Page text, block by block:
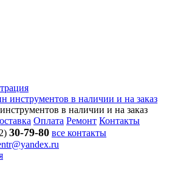
в наличии и на заказ
Оплата Ремонт Контакты
30-79-80 все контакты